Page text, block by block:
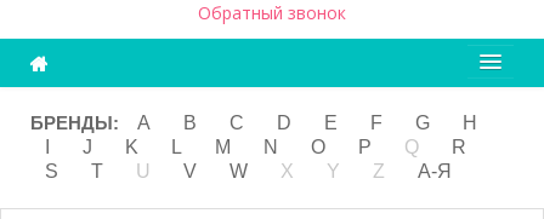
Обратный звонок
Ароматерапия
Витамины
Детям и мамам
БРЕНДЫ: A B C D E F G
H
J K L M N O P Q
R
S
T U V W X Y Z А-Я